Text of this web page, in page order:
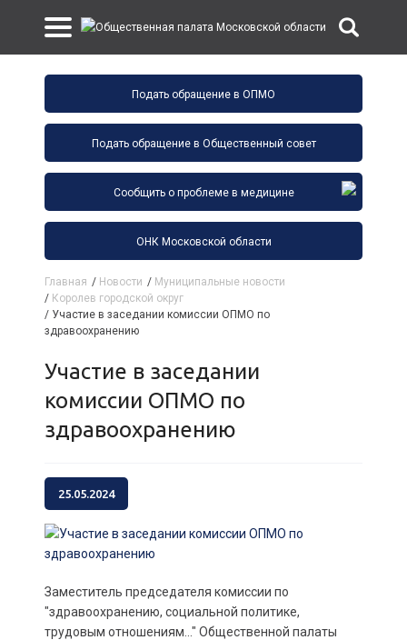
Подать обращение в ОПМО
Подать обращение в Общественный совет
Сообщить о проблеме в медицине
ОНК Московской области
Главная / Новости / Муниципальные новости
/ Королев городской округ
/ Участие в заседании комиссии ОПМО по
здравоохранению
Участие в заседании
комиссии ОПМО по
здравоохранению
25.05.2024
Заместитель председателя комиссии по
"здравоохранению, социальной политике,
трудовым отношениям..." Общественной палаты